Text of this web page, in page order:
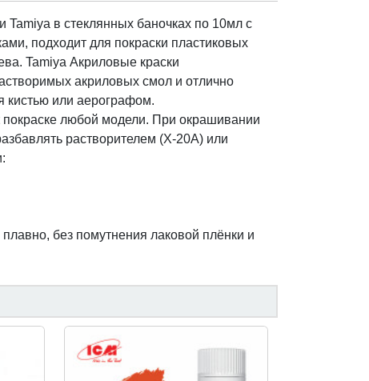
Tamiya в стеклянных баночках по 10мл с
подходит для покраски пластиковых
Tamiya Акриловые краски
акриловых смол и отлично
кистью или аерографом.
покраске любой модели. При окрашивании
растворителем (Х-20А) или
без помутнения лаковой плёнки и